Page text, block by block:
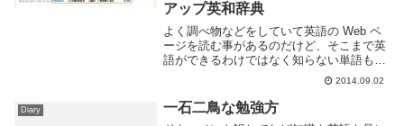
アップ英和辞典
よく調べ物などをしていて英語の Web ペ
ージを読む事があるのだけど、そこまで英
語ができるわけではなく知らない単語も多
い。辞書をひいたり翻訳サイトを使う事も
あるが面倒くさい。Chrome は標準で翻訳
機能がついているがある単語だけわからな
い...
2014.09.02
Diary 一石二鳥な勉強方